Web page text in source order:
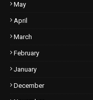
May
April
March
February
January
December